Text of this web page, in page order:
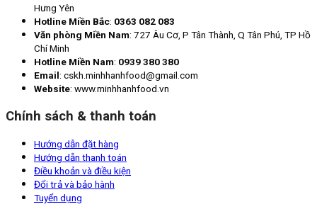
Hưng Yên
Hotline Miền Bắc: 0363 082 083
Văn phòng Miền Nam: 727 Âu Cơ, P Tân Thành, Q Tân Phú, TP Hồ
Chí Minh
Hotline Miền Nam: 0939 380 380
Email: cskh.minhhanhfood@gmail.com
Website: www.minhhanhfood.vn
Chính sách & thanh toán
Hướng dẫn đặt hàng
Hướng dẫn thanh toán
Điều khoản và điều kiện
Đổi trả và bảo hành
Tuyển dụng